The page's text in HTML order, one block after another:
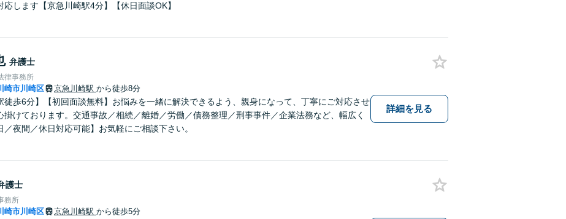
応します【京急川崎駅4分】【休日面談OK】
弁護士
律事務所
崎市川崎区 京急川崎駅 から徒歩8分
徒歩6分】【初回面談無料】お悩みを一緒に解決できるよう、親身になって、丁寧にご対応させ
掛けております。交通事故／相続／離婚／労働／債務整理／刑事事件／企業法務など、幅広く
／夜間／休日対応可能】お気軽にご相談下さい。
詳細を見る
護士
務所
崎市川崎区 京急川崎駅 から徒歩5分